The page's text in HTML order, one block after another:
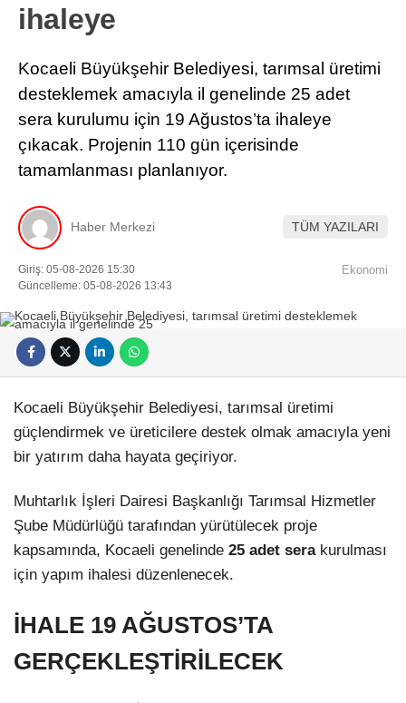
ihaleye
Kocaeli Büyükşehir Belediyesi, tarımsal üretimi
desteklemek amacıyla il genelinde 25 adet
sera kurulumu için 19 Ağustos’ta ihaleye
çıkacak. Projenin 110 gün içerisinde
tamamlanması planlanıyor.
Haber Merkezi TÜM YAZILARI
Giriş: 05-08-2026 15:30
Güncelleme: 05-08-2026 13:43
Ekonomi
Kocaeli Büyükşehir Belediyesi, tarımsal üretimi
güçlendirmek ve üreticilere destek olmak amacıyla yeni
bir yatırım daha hayata geçiriyor.
Muhtarlık İşleri Dairesi Başkanlığı Tarımsal Hizmetler
Şube Müdürlüğü tarafından yürütülecek proje
kapsamında, Kocaeli genelinde 25 adet serakurulması
için yapım ihalesi düzenlenecek.
İHALE 19 AĞUSTOS’TA
GERÇEKLEŞTİRİLECEK